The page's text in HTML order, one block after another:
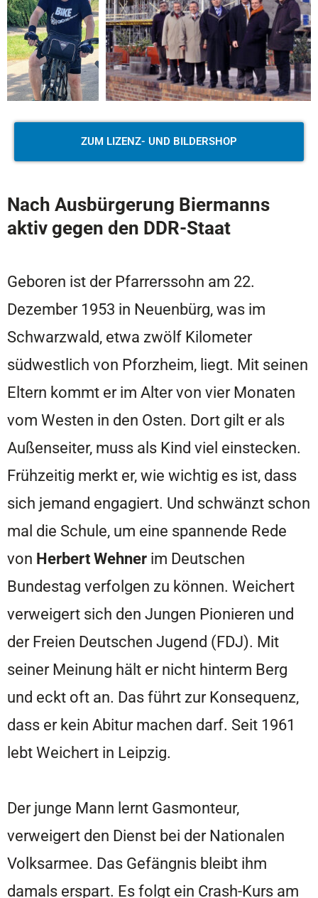
ZUM LIZENZ- UND BILDERSHOP
Nach Ausbürgerung Biermanns
aktiv gegen den DDR-Staat
Geboren ist der Pfarrerssohn am 22.
Dezember 1953 in Neuenbürg, was im
Schwarzwald, etwa zwölf Kilometer
südwestlich von Pforzheim, liegt. Mit seinen
Eltern kommt er im Alter von vier Monaten
vom Westen in den Osten. Dort gilt er als
Außenseiter, muss als Kind viel einstecken.
Frühzeitig merkt er, wie wichtig es ist, dass
sich jemand engagiert. Und schwänzt schon
mal die Schule, um eine spannende Rede
von Herbert Wehner im Deutschen
Bundestag verfolgen zu können. Weichert
verweigert sich den Jungen Pionieren und
der Freien Deutschen Jugend (FDJ). Mit
seiner Meinung hält er nicht hinterm Berg
und eckt oft an. Das führt zur Konsequenz,
dass er kein Abitur machen darf. Seit 1961
lebt Weichert in Leipzig.
Der junge Mann lernt Gasmonteur,
verweigert den Dienst bei der Nationalen
Volksarmee. Das Gefängnis bleibt ihm
damals erspart. Es folgt ein Crash-Kurs am